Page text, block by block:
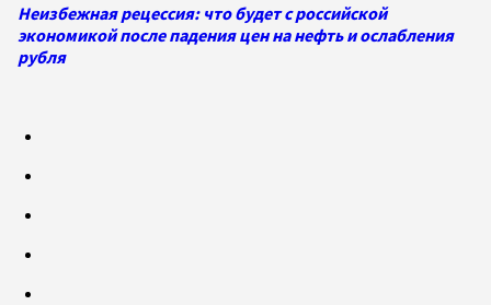
Неизбежная рецессия: что будет с российской
экономикой после падения цен на нефть и ослабления
рубля